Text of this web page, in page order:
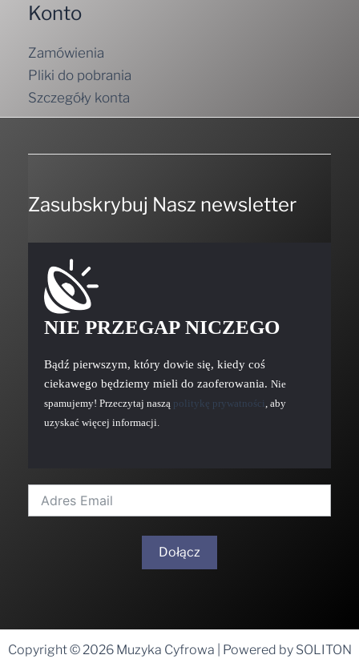
Konto
Zamówienia
Pliki do pobrania
Szczegóły konta
Zasubskrybuj Nasz newsletter
NIE PRZEGAP NICZEGO
Bądź pierwszym, który dowie się, kiedy coś
ciekawego będziemy mieli do zaoferowania. Nie
spamujemy! Przeczytaj naszą politykę prywatności , aby
uzyskać więcej informacji.
Dołącz
Copyright © 2026 Muzyka Cyfrowa | Powered by SOLITON